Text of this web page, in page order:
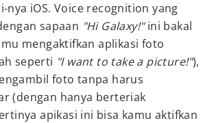
nya iOS. Voice recognition yang
sapaan "Hi Galaxy!"ini bakal
mengaktifkan aplikasi foto
seperti "I want to take a picture!"),
foto tanpa harus
(dengan hanya berteriak
apikasi ini bisa kamu aktifkan